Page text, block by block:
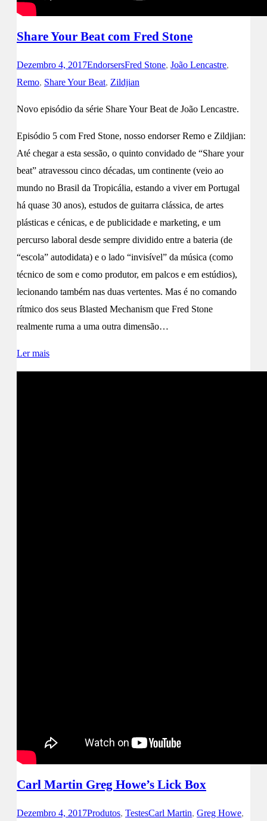
Share Your Beat com Fred Stone
Dezembro 4, 2017EndorsersFred Stone, João Lencastre,
Remo, Share Your Beat, Zildjian
Novo episódio da série Share Your Beat de João Lencastre.
Episódio 5 com Fred Stone, nosso endorser Remo e Zildjian:
Até chegar a esta sessão, o quinto convidado de “Share your
beat” atravessou cinco décadas, um continente (veio ao
mundo no Brasil da Tropicália, estando a viver em Portugal
há quase 30 anos), estudos de guitarra clássica, de artes
plásticas e cénicas, e de publicidade e marketing, e um
percurso laboral desde sempre dividido entre a bateria (de
“escola” autodidata) e o lado “invisível” da música (como
técnico de som e como produtor, em palcos e em estúdios),
lecionando também nas duas vertentes. Mas é no comando
rítmico dos seus Blasted Mechanism que Fred Stone
realmente ruma a uma outra dimensão…
Ler mais
Carl Martin Greg Howe’s Lick Box
Dezembro 4, 2017Produtos, TestesCarl Martin, Greg Howe,